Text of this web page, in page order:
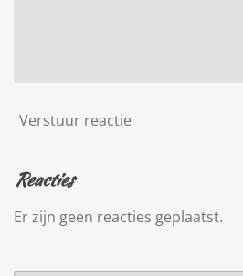
Verstuur reactie
Reacties
Er zijn geen reacties geplaatst.